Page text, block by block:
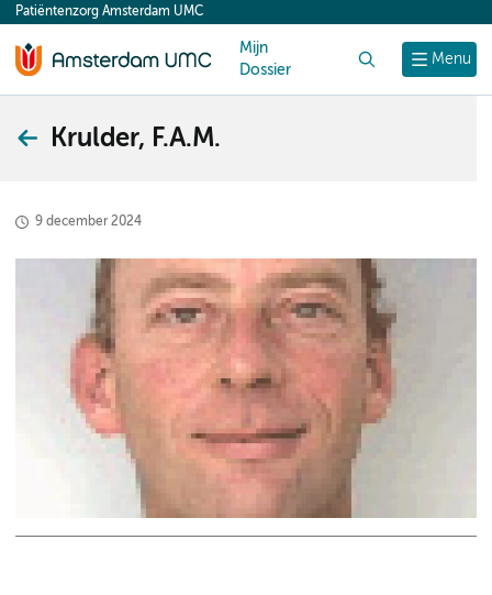
content
Menu
Patiëntenzorg Amsterdam UMC
Mijn
Dossier
Krulder, F.A.M.
9 december 2024